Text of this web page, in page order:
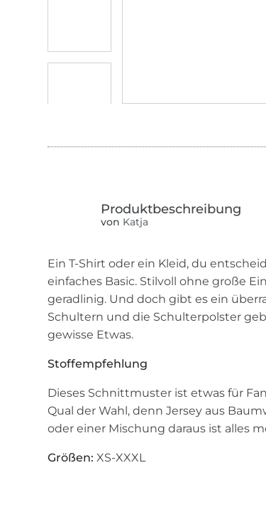
von Katja
Ein T-Shirt oder ein Kleid, du
einfaches Basic. Stilvoll ohne große
geradlinig. Und doch gibt es ein
Schultern und die Schulterpolster
gewisse Etwas.
Stoffempfehlung
Dieses Schnittmuster ist etwas für
Qual der Wahl, denn Jersey aus
oder einer Mischung daraus ist alles
Größen: XS-XXXL